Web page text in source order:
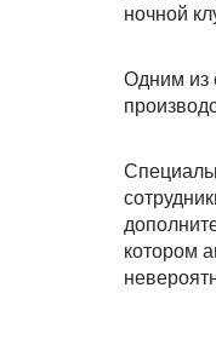
ночной
Одним из
котором